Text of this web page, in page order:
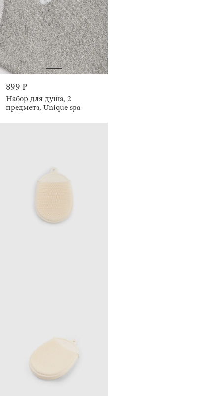
899 ₽
Набор для душа, 2
предмета, Unique spa